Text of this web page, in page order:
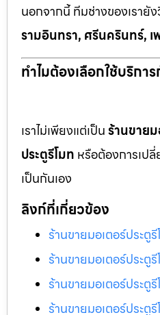
นอกจากนี้ ทีมช่างของเรายั
รามอินทรา, ศรีนครินทร์,
ทำไมต้องเลือกใช้บริการ
เราไม่เพียงแต่เป็นร้านขายม
ประตูรีโมท หรือต้องการเปลี่
เป็นกันเอง
ลิงก์ที่เกี่ยวข้อง
ร้านขายมอเตอร์ประตู
ร้านขายมอเตอร์ประตู
ร้านขายมอเตอร์ประตู
ร้านขายมอเตอร์ประตู